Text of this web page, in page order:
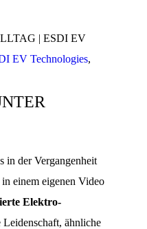
EV Technologies,
in der Vergangenheit
in einem eigenen Video
Elektro-
Leidenschaft, ähnliche